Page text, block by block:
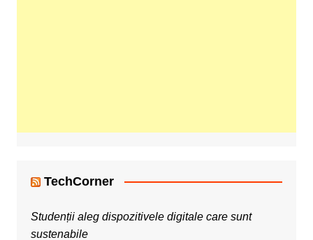
TechCorner
Studenții aleg dispozitivele digitale care sunt
sustenabile